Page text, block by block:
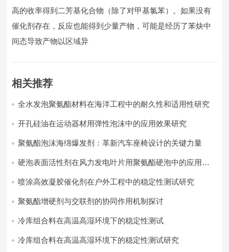
高的收率得到二芳基化合物（除了对甲基氯苯）。如果没有
催化剂存在，反应也能得到少量产物，可能是经历了苯炔中
间态导致产物以区域异
相关推荐
全水发泡聚氨酯材料在海洋工程中的耐久性和适用性研究
开孔硅油在运动器材用弹性泡沫中的应用效果研究
聚氨酯泡沫海绵爆发剂：革新汽车座椅设计的关键力量​
硬泡表面活性剂在风力发电叶片用聚氨酯硬泡中的应用实
喷涂高效凝胶催化剂在户外工程中的稳定性测试研究
聚氨酯增硬剂与交联剂的协同作用机制探讨
冷库组合料在高温高湿环境下的稳定性测试​
冷库组合料在高温高湿环境下的稳定性测试研究